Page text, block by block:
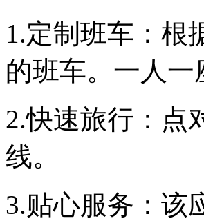
1.定制班车：根
的班车。一人
2.快速旅行：点
线。
3.贴心服务：该